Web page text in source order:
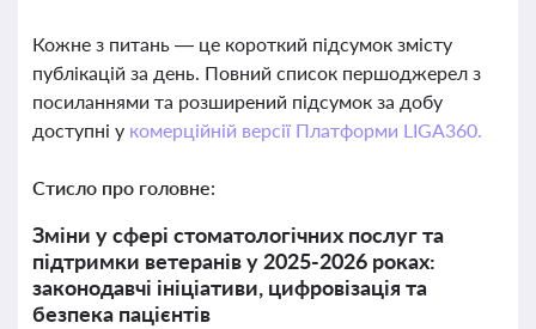
Кожне з питань — це короткий підсумок змісту
публікацій за день. Повний список першоджерел з
посиланнями та розширений підсумок за добу
доступні у комерційній версії Платформи LIGA360.
Стисло про головне:
Зміни у сфері стоматологічних послуг та
підтримки ветеранів у 2025-2026 роках:
законодавчі ініціативи, цифровізація та
безпека пацієнтів